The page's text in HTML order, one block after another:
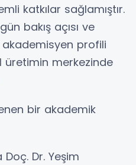
katkılar sağlamıştır.
bakış açısı ve
profili
üretimin merkezinde
bir akademik
Dr. Yeşim